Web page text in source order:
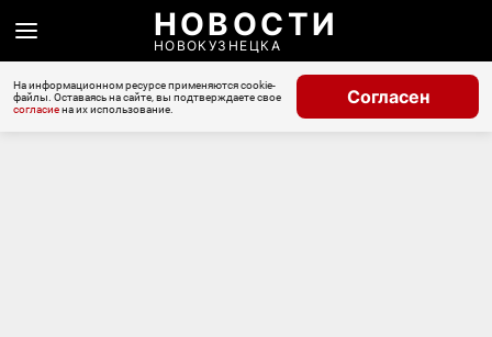
НОВОСТИ
НОВОКУЗНЕЦКА
На информационном ресурсе применяются cookie-
файлы. Оставаясь на сайте, вы подтверждаете свое
согласиена их использование.
Согласен